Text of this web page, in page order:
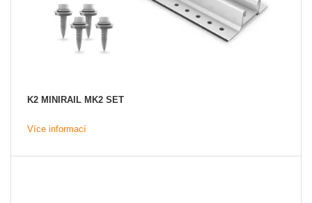
K2 MINIRAIL MK2 SET
Více informací